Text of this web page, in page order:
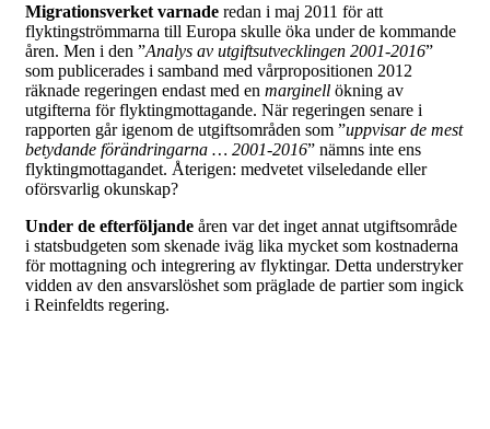
Migrationsverket varnade redan i maj 2011 för att
flyktingströmmarna till Europa skulle öka under de kommande
åren. Men i den ”Analys av utgiftsutvecklingen 2001-2016”
som publicerades i samband med vårpropositionen 2012
räknade regeringen endast med en marginell ökning av
utgifterna för flyktingmottagande. När regeringen senare i
rapporten går igenom de utgiftsområden som ”uppvisar de mest
betydande förändringarna … 2001-2016” nämns inte ens
flyktingmottagandet. Återigen: medvetet vilseledande eller
oförsvarlig okunskap?
Under de efterföljande åren var det inget annat utgiftsområde
i statsbudgeten som skenade iväg lika mycket som kostnaderna
för mottagning och integrering av flyktingar. Detta understryker
vidden av den ansvarslöshet som präglade de partier som ingick
i Reinfeldts regering.